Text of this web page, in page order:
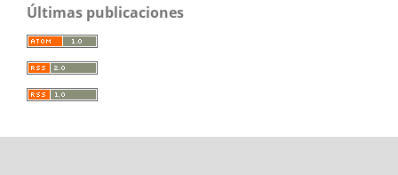
Últimas publicaciones